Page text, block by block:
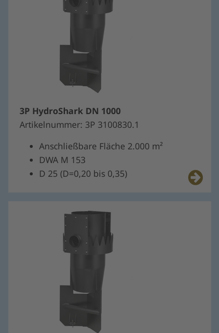
3P HydroShark DN 1000
Artikelnummer: 3P 3100830.1
Anschließbare Fläche 2.000 m²
DWA M 153
D 25 (D=0,20 bis 0,35)